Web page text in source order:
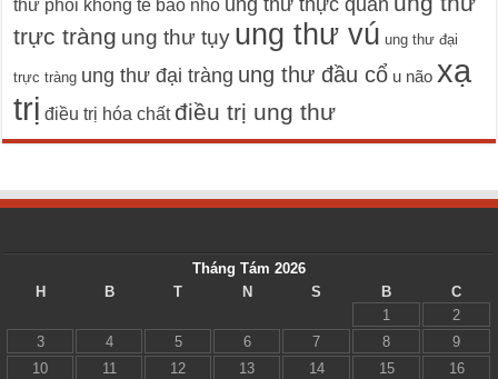
trực tràng ung thư tụy ung thư vú ung thư đại
trực tràng ung thư đại tràng ung thư đầu cổ u não xạ
trị điều trị hóa chất điều trị ung thư
Tháng Tám 2026
H
B T N S B
C
1
2
3
4 5 6 7 8
9
10
11 12 13 14 15
16